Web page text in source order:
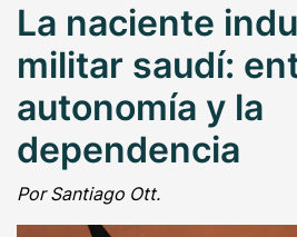
La naciente
militar saudí:
autonomía y la
dependencia
Por Santiago Ott.